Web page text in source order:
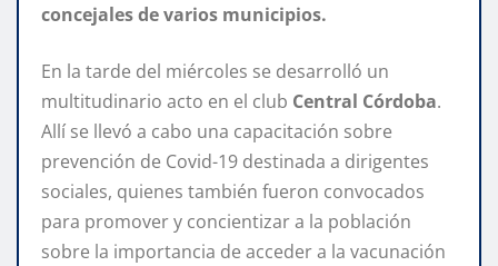
concejales de varios municipios.
En la tarde del miércoles se desarrolló un
multitudinario acto en el club Central Córdoba.
Allí se llevó a cabo una capacitación sobre
prevención de Covid-19 destinada a dirigentes
sociales, quienes también fueron convocados
para promover y concientizar a la población
sobre la importancia de acceder a la vacunación